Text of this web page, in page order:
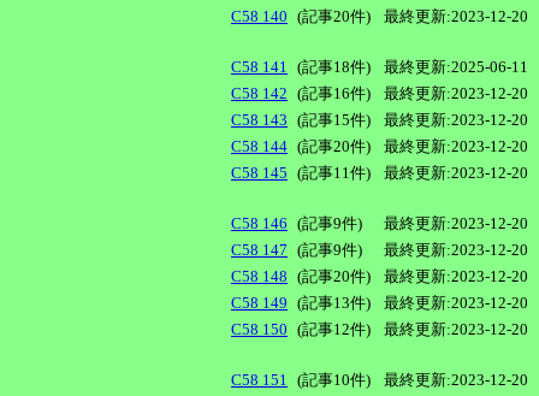
C58 140 (記事20件) 最終更新:2023-12-20
C58 141 (記事18件)
最終更新:2025-06-11
C58 142 (記事16件)
最終更新:2023-12-20
C58 143 (記事15件)
最終更新:2023-12-20
C58 144 (記事20件)
最終更新:2023-12-20
C58 145 (記事11件) 最終更新:2023-12-20
C58 146 (記事9件)
最終更新:2023-12-20
C58 147 (記事9件)
最終更新:2023-12-20
C58 148 (記事20件)
最終更新:2023-12-20
C58 149 (記事13件)
最終更新:2023-12-20
C58 150 (記事12件) 最終更新:2023-12-20
C58 151 (記事10件)
最終更新:2023-12-20